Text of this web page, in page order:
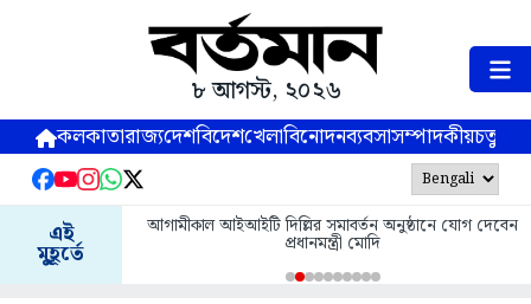
৮ আগস্ট, ২০২৬
কলকাতারাজ্যদেশবিদেশখেলাবিনোদনব্যবসাসম্পাদকীয়
এই
মুহূর্তে
আগামীকাল আইআইটি দিল্লির সমাবর্তন অনুষ্ঠানে যোগ দেবেন
প্রধানমন্ত্রী মোদি